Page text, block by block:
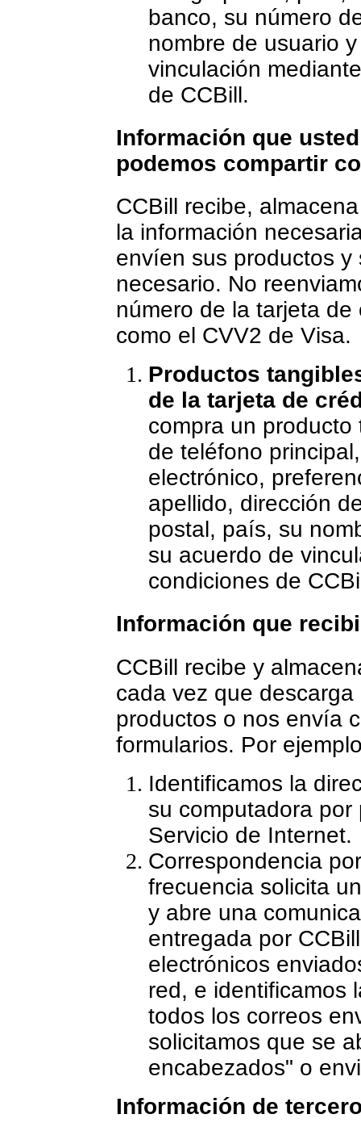
banco, su número
nombre de usuario
vinculación
de CCBill.
Información que
podemos compartir
CCBill recibe,
la información
envíen sus productos
necesario. No
número de la tarjeta
como el CVV2 de Visa.
Productos
de la tarjeta de
compra un
de teléfono
electrónico,
apellido, dirección
postal, país, su
su acuerdo de
condiciones de
Información que
CCBill recibe y
cada vez que
productos o nos envía
formularios. Por
Identificamos la
su computadora
Servicio de Internet.
Correspondencia
frecuencia solicita
y abre una
entregada por
electrónicos
red, e identificamos
todos los correos
solicitamos que se
encabezados" o
Información de